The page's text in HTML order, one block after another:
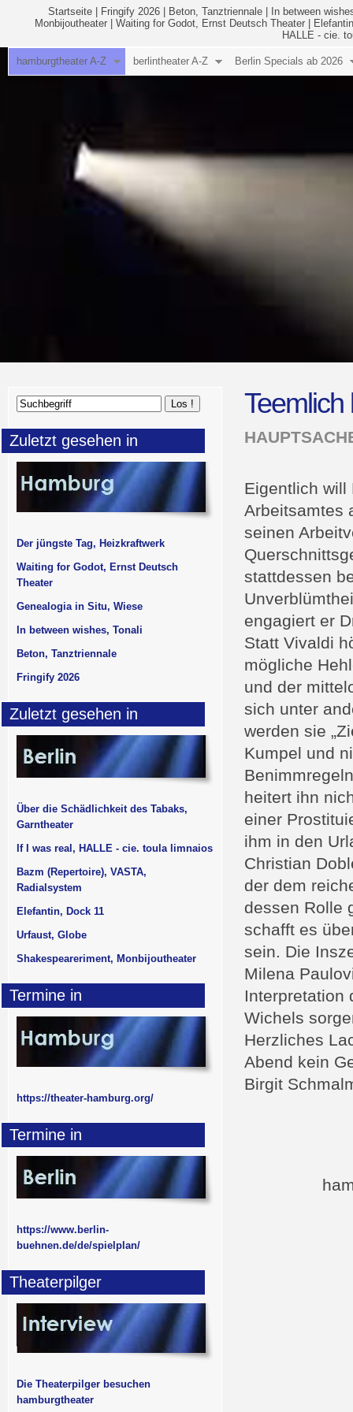
Startseite Fringify 2026 Beton, Tanztriennale
In between
Monbijoutheater
Waiting for Godot, Ernst Deutsch Theater
HALLE - cie.
hamburgtheater A-Z berlintheater A-Z Berlin Specials ab 2026
Eigentlich will
Arbeitsamtes
seinen
stattdessen
engagiert er
Statt Vivaldi
mögliche
und der
sich unter
werden sie
Kumpel und
heitert ihn
einer
ihm in den
Christian
der dem
dessen Rolle
schafft es
sein. Die
Milena
Interpretation
Wichels
Herzliches
Abend kein
Birgit
Zuletzt gesehen in
Der jüngste Tag, Heizkraftwerk
Waiting for Godot, Ernst Deutsch
Theater
Genealogia in Situ, Wiese
In between wishes, Tonali
Beton, Tanztriennale
Fringify 2026
Zuletzt gesehen in
Über die Schädlichkeit des Tabaks,
Garntheater
If I was real, HALLE - cie. toula limnaios
Bazm (Repertoire), VASTA,
Radialsystem
Elefantin, Dock 11
Urfaust, Globe
Shakespeareriment, Monbijoutheater
Termine in
https://theater-hamburg.org/
Termine in
https://www.berlin-
buehnen.de/de/spielplan/
Theaterpilger
Die Theaterpilger besuchen
hamburgtheater